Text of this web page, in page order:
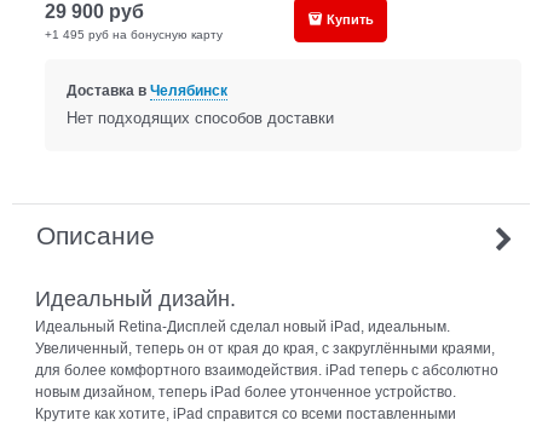
29 900 руб
+1 495 руб на бонусную карту
Купить
Доставка в Челябинск
Нет подходящих способов доставки
Описание
Идеальный дизайн.
Идеальный Retina-Дисплей сделал новый iPad, идеальным.
Увеличенный, теперь он от края до края, с закруглёнными краями,
для более комфортного взаимодействия. iPad теперь с абсолютно
новым дизайном, теперь iPad более утонченное устройство.
Крутите как хотите, iPad справится со всеми поставленными